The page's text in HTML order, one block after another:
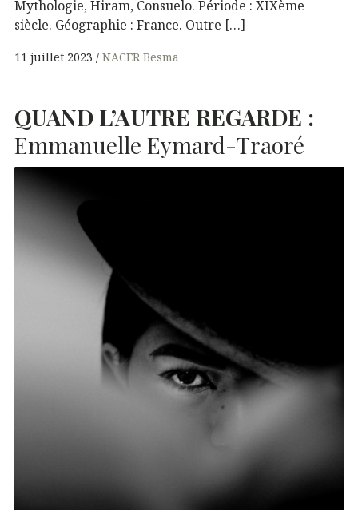
Mythologie, Hiram, Consuelo. Période : XIXème
siècle. Géographie : France. Outre […]
11 juillet 2023 NACER Besma
QUAND L’AUTRE REGARDE :
Emmanuelle Eymard-Traoré